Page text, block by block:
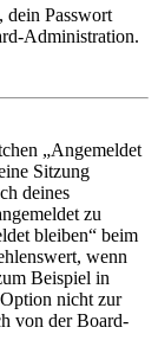
dein Passwort
Administration.
„Angemeldet
Sitzung
deines
zu
bleiben“ beim
wenn
Beispiel in
nicht zur
von der Board-